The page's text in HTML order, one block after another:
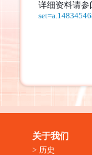
详细资料请参
关于我们
历史